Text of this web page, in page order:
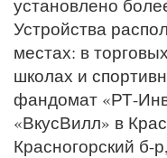
установлено
Устройства
местах: в
школах и
фандомат «РТ-
«ВкусВилл» в
Красногорский б-